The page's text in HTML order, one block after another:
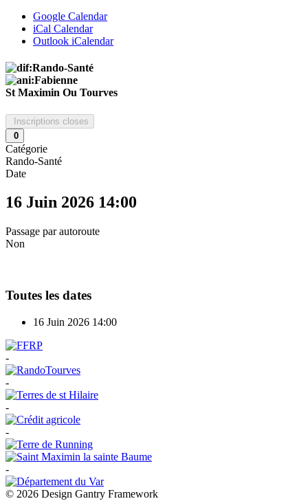
Google Calendar
iCal Calendar
Outlook iCalendar
St Maximin Ou Tourves
Inscriptions closes
0
Catégorie
Rando-Santé
Date
16 Juin 2026 14:00
Passage par autoroute
Non
Toutes les dates
16 Juin 2026 14:00
-
-
-
-
-
© 2026 Design Gantry Framework